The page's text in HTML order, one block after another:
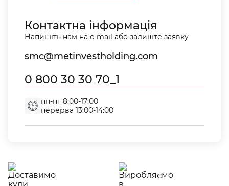
Контактна інформація
Напишіть нам на e-mail або залиште заявку
smc@metinvestholding.com
0 800 30 30 70_1
пн-пт 8:00-17:00
перерва 13:00-14:00